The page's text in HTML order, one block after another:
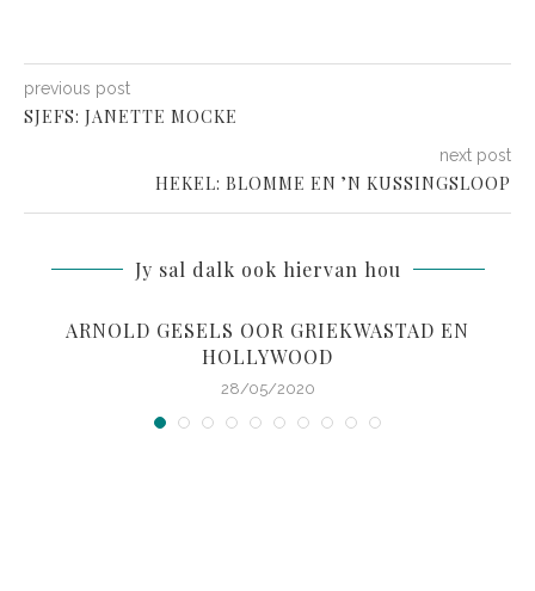
previous post
SJEFS: JANETTE MOCKE
next post
HEKEL: BLOMME EN ’N KUSSINGSLOOP
Jy sal dalk ook hiervan hou
ARNOLD GESELS OOR GRIEKWASTAD EN
HOLLYWOOD
28/05/2020